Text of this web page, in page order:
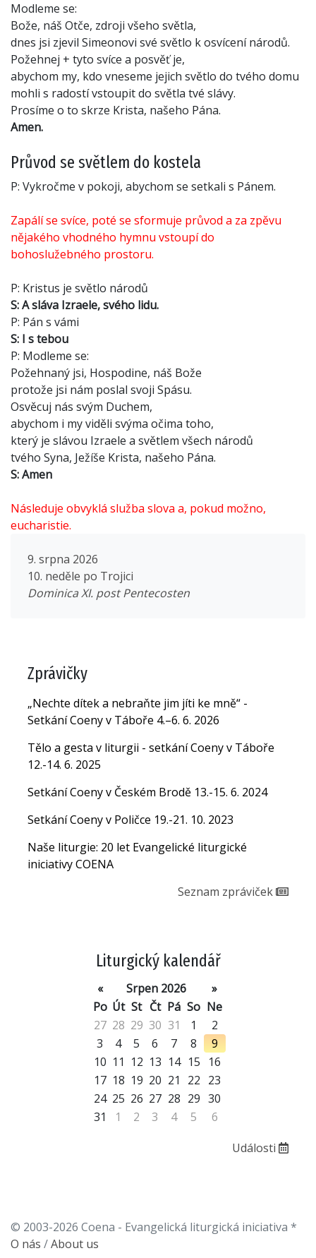
Modleme se:
Bože, náš Otče, zdroji všeho světla,
dnes jsi zjevil Simeonovi své světlo k osvícení národů.
Požehnej + tyto svíce a posvěť je,
abychom my, kdo vneseme jejich světlo do tvého domu
mohli s radostí vstoupit do světla tvé slávy.
Prosíme o to skrze Krista, našeho Pána.
Amen.
Průvod se světlem do kostela
P: Vykročme v pokoji, abychom se setkali s Pánem.
Zapálí se svíce, poté se sformuje průvod a za zpěvu
nějakého vhodného hymnu vstoupí do
bohoslužebného prostoru.
P: Kristus je světlo národů
S: A sláva Izraele, svého lidu.
P: Pán s vámi
S: I s tebou
P: Modleme se:
Požehnaný jsi, Hospodine, náš Bože
protože jsi nám poslal svoji Spásu.
Osvěcuj nás svým Duchem,
abychom i my viděli svýma očima toho,
který je slávou Izraele a světlem všech národů
tvého Syna, Ježíše Krista, našeho Pána.
S: Amen
Následuje obvyklá služba slova a, pokud možno,
eucharistie.
9. srpna 2026
10. neděle po Trojici
Dominica XI. post Pentecosten
Zprávičky
„Nechte dítek a nebraňte jim jíti ke mně“ -
Setkání Coeny v Táboře 4.–6. 6. 2026
Tělo a gesta v liturgii - setkání Coeny v Táboře
12.-14. 6. 2025
Setkání Coeny v Českém Brodě 13.-15. 6. 2024
Setkání Coeny v Poličce 19.-21. 10. 2023
Naše liturgie: 20 let Evangelické liturgické
iniciativy COENA
Seznam zpráviček
Liturgický kalendář
« Srpen 2026
»
Po Út St Čt Pá So Ne
27 28 29 30 31 1
2
3
4 5 6 7 8
9
10 11 12 13 14 15
16
17 18 19 20 21 22 23
24 25 26 27 28 29 30
31
1 2 3 4 5 6
Události
© 2003-2026 Coena - Evangelická liturgická iniciativa *
O nás /About us